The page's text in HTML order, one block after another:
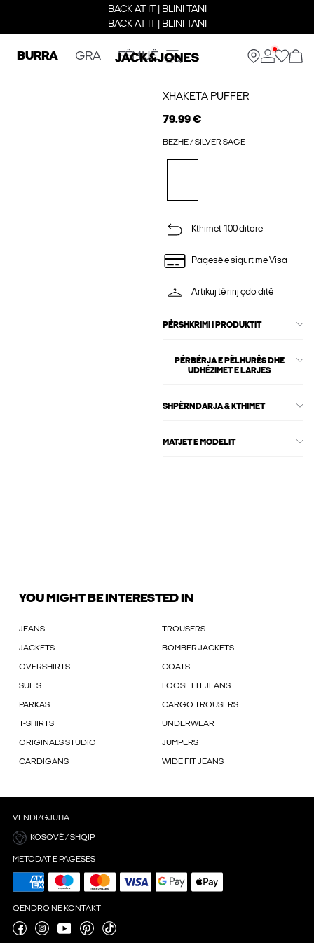
BACK AT IT | BLINI TANI
BACK AT IT | BLINI TANI
BURRA GRA FËMIJË
XHAKETA PUFFER
79.99 €
BEZHË / SILVER SAGE
Kthimet 100 ditore
Pagesë e sigurt me Visa
Artikuj të rinj çdo ditë
PËRSHKRIMI I PRODUKTIT
PËRBËRJA E PËLHURËS DHE
UDHËZIMET E LARJES
SHPËRNDARJA & KTHIMET
MATJET E MODELIT
YOU MIGHT BE INTERESTED IN
JEANS TROUSERS
JACKETS BOMBER JACKETS
OVERSHIRTS COATS
SUITS LOOSE FIT JEANS
PARKAS CARGO TROUSERS
T-SHIRTS UNDERWEAR
ORIGINALS STUDIO JUMPERS
CARDIGANS WIDE FIT JEANS
VENDI/GJUHA
KOSOVË / SHQIP
METODAT E PAGESËS
QËNDRO NË KONTAKT